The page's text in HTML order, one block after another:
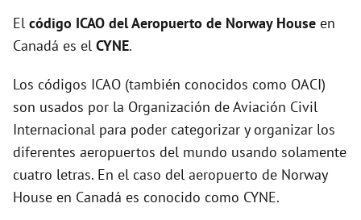
El código ICAO delAeropuerto de Norway House en
Canadá es el CYNE.
Los códigos ICAO (también conocidos como OACI)
son usados por la Organización de Aviación Civil
Internacional para poder categorizar y organizar los
diferentes aeropuertos del mundo usando solamente
cuatro letras. En el caso del aeropuerto de Norway
House en Canadá es conocido como CYNE.